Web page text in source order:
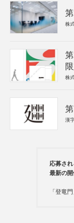
株
株
漢
応募さ
最新の開
「登竜